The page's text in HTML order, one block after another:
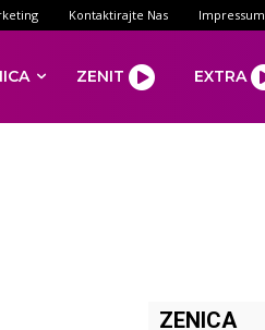
Kontaktirajte Nas Impressum
ZENIT EXTRA
ZENICA